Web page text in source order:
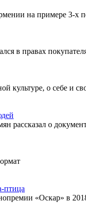
на примере 3-х
в правах
культуре, о себе и
рассказал о
птица
«Оскар» в